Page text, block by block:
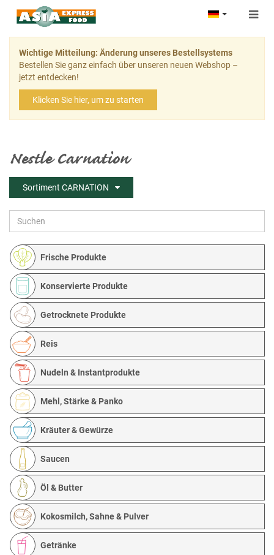
Wichtige Mitteilung: Änderung unseres Bestellsystems
Bestellen Sie ganz einfach über unseren neuen Webshop –
jetzt entdecken!
Klicken Sie hier, um zu starten
Frische Produkte
Konservierte Produkte
Getrocknete Produkte
Reis
Nudeln & Instantprodukte
Mehl, Stärke & Panko
Kräuter & Gewürze
Saucen
Öl & Butter
Kokosmilch, Sahne & Pulver
Getränke
Nestle Carnation
Sortiment CARNATION